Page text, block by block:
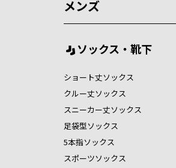
メンズ
ソックス・靴下
ショート丈ソックス
クルー丈ソックス
スニーカー丈ソックス
足袋型ソックス
5本指ソックス
スポーツソックス